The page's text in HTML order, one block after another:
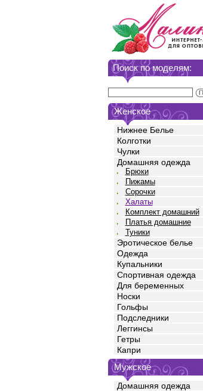
Поиск по моделям:
Женское
Нижнее Белье
Колготки
Чулки
Домашняя одежда
Брюки
Пижамы
Сорочки
Халаты
Комплект домашний
Платья домашние
Туники
Эротическое белье
Одежда
Купальники
Спортивная одежда
Для беременных
Носки
Гольфы
Подследники
Леггинсы
Гетры
Капри
Мужское
Домашняя одежда